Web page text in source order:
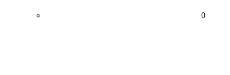
0